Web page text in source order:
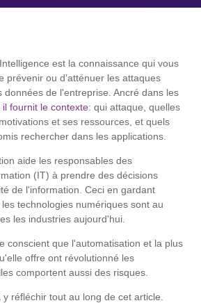
est la connaissance qui vous
prévenir ou d'atténuer les attaques
données de l'entreprise. Ancré dans les
il fournit le contexte: qui attaque, quelles
et ses ressources, et quels
rechercher dans les applications.
aide les responsables des
(IT) à prendre des décisions
de l'information. Ceci en gardant
technologies numériques sont au
les industries aujourd'hui.
conscient que l'automatisation et la plus
offre ont révolutionné les
comportent aussi des risques.
réfléchir tout au long de cet article.